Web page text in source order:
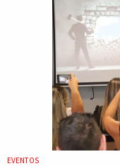
EVENTOS